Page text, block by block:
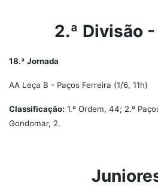
2.ª Divisão -
18.ª Jornada
AA Leça B - Paços Ferreira (1/6, 11h)
Classificação: 1.º Ordem, 44; 2.º
Gondomar, 2.